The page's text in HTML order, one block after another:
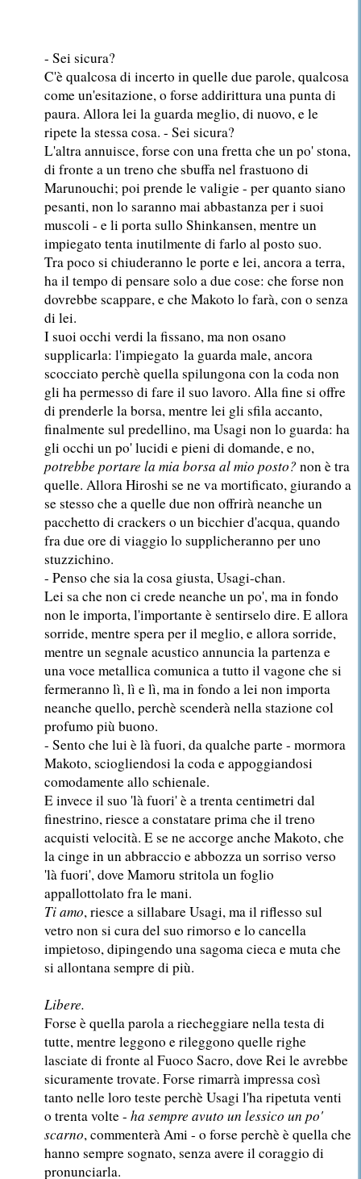
- Sei sicura?
C'è qualcosa di incerto in quelle due parole, qualcosa
come un'esitazione, o forse addirittura una punta di
paura. Allora lei la guarda meglio, di nuovo, e le
ripete la stessa cosa. - Sei sicura?
L'altra annuisce, forse con una fretta che un po' stona,
di fronte a un treno che sbuffa nel frastuono di
Marunouchi; poi prende le valigie - per quanto siano
pesanti, non lo saranno mai abbastanza per i suoi
muscoli - e li porta sullo Shinkansen, mentre un
impiegato tenta inutilmente di farlo al posto suo.
Tra poco si chiuderanno le porte e lei, ancora a terra,
ha il tempo di pensare solo a due cose: che forse non
dovrebbe scappare, e che Makoto lo farà, con o senza
di lei.
I suoi occhi verdi la fissano, ma non osano
supplicarla: l'impiegato la guarda male, ancora
scocciato perchè quella spilungona con la coda non
gli ha permesso di fare il suo lavoro. Alla fine si offre
di prenderle la borsa, mentre lei gli sfila accanto,
finalmente sul predellino, ma Usagi non lo guarda: ha
gli occhi un po' lucidi e pieni di domande, e no,
potrebbe portare la mia borsa al mio posto?non è tra
quelle. Allora Hiroshi se ne va mortificato, giurando a
se stesso che a quelle due non offrirà neanche un
pacchetto di crackers o un bicchier d'acqua, quando
fra due ore di viaggio lo supplicheranno per uno
stuzzichino.
- Penso che sia la cosa giusta, Usagi-chan.
Lei sa che non ci crede neanche un po', ma in fondo
non le importa, l'importante è sentirselo dire. E allora
sorride, mentre spera per il meglio, e allora sorride,
mentre un segnale acustico annuncia la partenza e
una voce metallica comunica a tutto il vagone che si
fermeranno lì, lì e lì, ma in fondo a lei non importa
neanche quello, perchè scenderà nella stazione col
profumo più buono.
- Sento che lui è là fuori, da qualche parte - mormora
Makoto, sciogliendosi la coda e appoggiandosi
comodamente allo schienale.
E invece il suo 'là fuori' è a trenta centimetri dal
finestrino, riesce a constatare prima che il treno
acquisti velocità. E se ne accorge anche Makoto, che
la cinge in un abbraccio e abbozza un sorriso verso
'là fuori', dove Mamoru stritola un foglio
appallottolato fra le mani.
Ti amo, riesce a sillabare Usagi, ma il riflesso sul
vetro non si cura del suo rimorso e lo cancella
impietoso, dipingendo una sagoma cieca e muta che
si allontana sempre di più.
Libere.
Forse è quella parola a riecheggiare nella testa di
tutte, mentre leggono e rileggono quelle righe
lasciate di fronte al Fuoco Sacro, dove Rei le avrebbe
sicuramente trovate. Forse rimarrà impressa così
tanto nelle loro teste perchè Usagi l'ha ripetuta venti
o trenta volte - ha sempre avuto un lessico un po'
scarno, commenterà Ami - o forse perchè è quella che
hanno sempre sognato, senza avere il coraggio di
pronunciarla.